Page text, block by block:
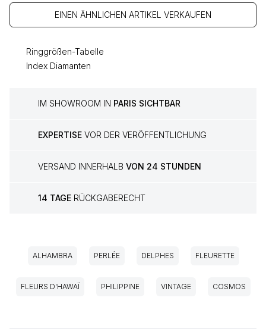
EINEN ÄHNLICHEN ARTIKEL VERKAUFEN
Ringgrößen-Tabelle
Index Diamanten
IM SHOWROOM IN PARIS SICHTBAR
EXPERTISE VOR DER VERÖFFENTLICHUNG
VERSAND INNERHALB VON 24 STUNDEN
14 TAGE RÜCKGABERECHT
ALHAMBRA PERLÉE DELPHES FLEURETTE
FLEURS D'HAWAÏ PHILIPPINE VINTAGE COSMOS